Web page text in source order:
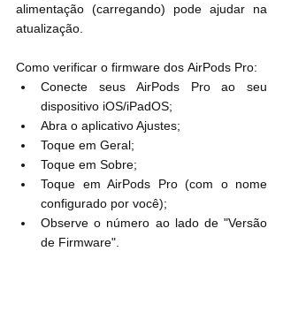
alimentação (carregando) pode ajudar na
atualização.
Como verificar o firmware dos ‌‌‌AirPods Pro‌‌‌:
Conecte seus ‌‌AirPods Pro‌‌ ao seu
dispositivo iOS/iPadOS;
Abra o aplicativo Ajustes;
Toque em Geral;
Toque em Sobre;
Toque em AirPods Pro (com o nome
configurado por você)‌‌‌‌‌;
Observe o número ao lado de "Versão
de Firmware".